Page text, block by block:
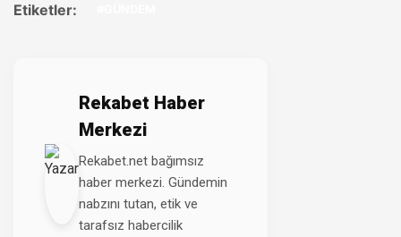
Etiketler:
Rekabet Haber
Merkezi
Rekabet.net bağımsız
haber merkezi. Gündemin
nabzını tutan, etik ve
tarafsız habercilik